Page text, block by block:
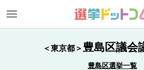
＜東京都＞豊島区議会
豊島区選挙一覧